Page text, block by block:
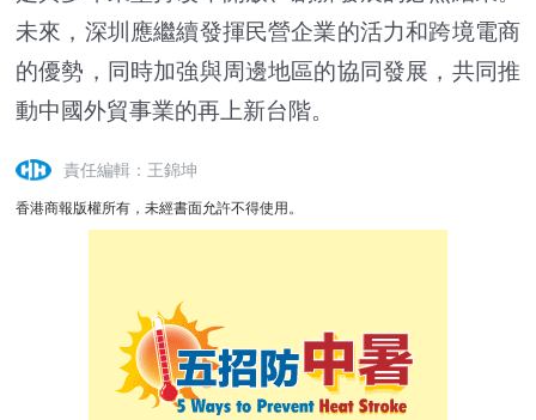
未來，深圳應繼續發揮民營企業的活力和跨境電商
的優勢，同時加強與周邊地區的協同發展，共同推
動中國外貿事業的再上新台階。
責任編輯：王錦坤
香港商報版權所有，未經書面允許不得使用。